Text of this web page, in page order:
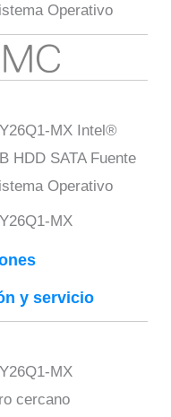
Operativo
MX Intel®
HDD SATA Fuente
Operativo
MX
y servicio
MX
cercano